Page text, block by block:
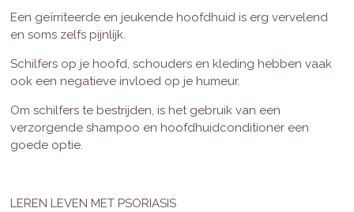
Een geïrriteerde en jeukende hoofdhuid is erg vervelend
en soms zelfs pijnlijk.
Schilfers op je hoofd, schouders en kleding hebben vaak
ook een negatieve invloed op je humeur.
Om schilfers te bestrijden, is het gebruik van een
verzorgende shampoo en hoofdhuidconditioner een
goede optie.
LEREN LEVEN MET PSORIASIS